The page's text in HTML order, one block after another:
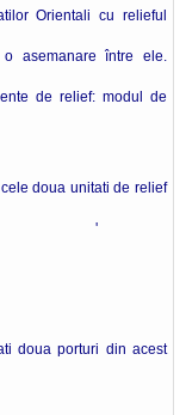
Orientali cu relieful
asemanare între ele.
de relief: modul de
doua unitati de relief
'
doua porturi din acest